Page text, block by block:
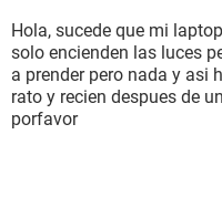
Hola, sucede que mi
solo encienden las luces
a prender pero nada y asi
rato y recien despues de
porfavor